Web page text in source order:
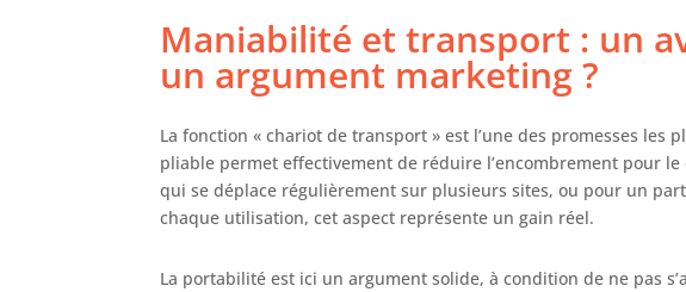
Maniabilité et transport : un
un argument marketing ?
La fonction « chariot de transport » est l’une des promesses les
pliable permet effectivement de réduire l’encombrement pour
qui se déplace régulièrement sur plusieurs sites, ou pour un
chaque utilisation, cet aspect représente un gain réel.
La portabilité est ici un argument solide, à condition de ne pas